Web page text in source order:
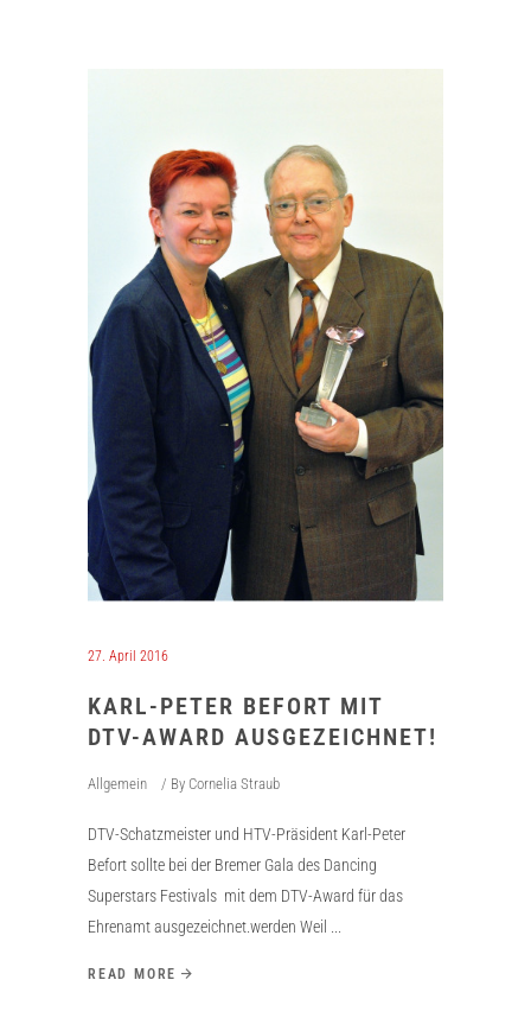
27. April 2016
KARL-PETER BEFORT MIT
DTV-AWARD AUSGEZEICHNET!
Allgemein By Cornelia Straub
DTV-Schatzmeister und HTV-Präsident Karl-Peter
Befort sollte bei der Bremer Gala des Dancing
Superstars Festivals mit dem DTV-Award für das
Ehrenamt ausgezeichnet.werden Weil
READ MORE